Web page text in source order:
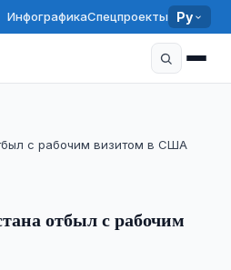
ИнфографикаСпецпроекты Ру
с рабочим визитом в США
отбыл с рабочим